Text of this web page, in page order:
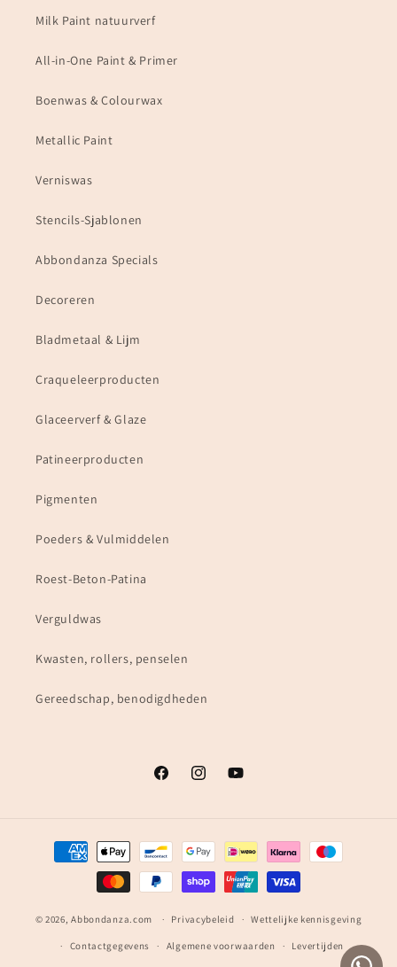
Milk Paint natuurverf
All-in-One Paint & Primer
Boenwas & Colourwax
Metallic Paint
Verniswas
Stencils-Sjablonen
Abbondanza Specials
Decoreren
Bladmetaal & Lijm
Craqueleerproducten
Glaceerverf & Glaze
Patineerproducten
Pigmenten
Poeders & Vulmiddelen
Roest-Beton-Patina
Verguldwas
Kwasten, rollers, penselen
Gereedschap, benodigdheden
FacebookInstagramYouTube
Betaalmethoden
© 2026,Abbondanza.com Privacybeleid Wettelijke kennisgeving
Contactgegevens Algemene voorwaarden Levertijden